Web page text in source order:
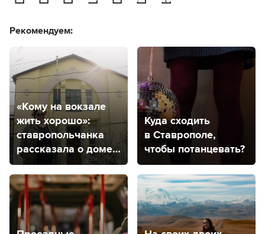
Рекомендуем:
«Кому на вокзале
жить хорошо»:
ставропольчанка
рассказала о доме
в здании бывшего
вокзала
на Туапсинке
Куда сходить
в Ставрополе,
чтобы потанцевать?